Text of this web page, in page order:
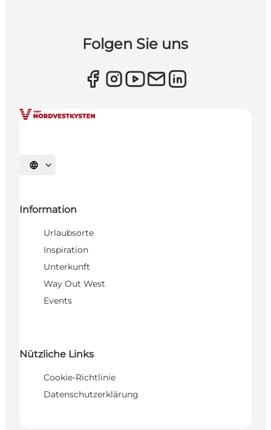
Folgen Sie uns
Sprache auswählen
Information
Urlaubsorte
Inspiration
Unterkunft
Way Out West
Events
Nützliche Links
Cookie-Richtlinie
Datenschutzerklärung